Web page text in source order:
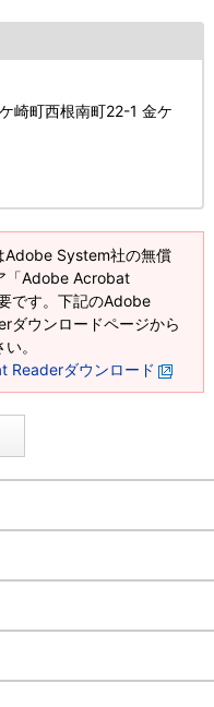
崎町西根南町22-1 金ケ
Adobe System社の無償
「Adobe Acrobat
です。下記のAdobe
ダウンロードページから
。
Readerダウンロード